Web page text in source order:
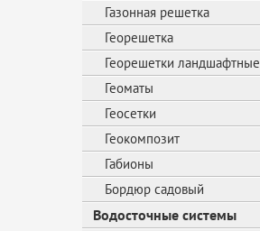
Газонная решетка
Георешетка
Георешетки ландшафтные
Геоматы
Геосетки
Геокомпозит
Габионы
Бордюр садовый
Водосточные системы